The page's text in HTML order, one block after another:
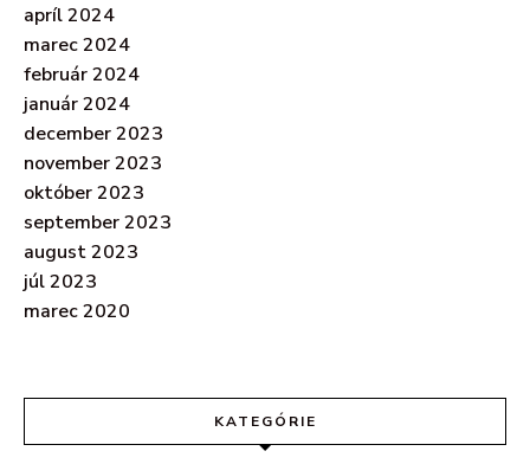
apríl 2024
marec 2024
február 2024
január 2024
december 2023
november 2023
október 2023
september 2023
august 2023
júl 2023
marec 2020
KATEGÓRIE